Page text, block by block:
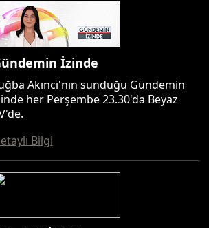
İzinde
Akıncı'nın sunduğu Gündemin
her Perşembe 23.30'da Beyaz
Bilgi